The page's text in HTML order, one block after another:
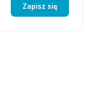
Zapisz się